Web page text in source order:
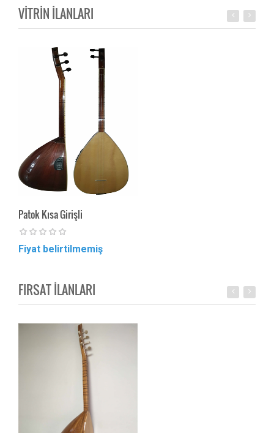
VİTRİN İLANLARI
Patok Kısa Girişli
Fiyat belirtilmemiş
FIRSAT İLANLARI